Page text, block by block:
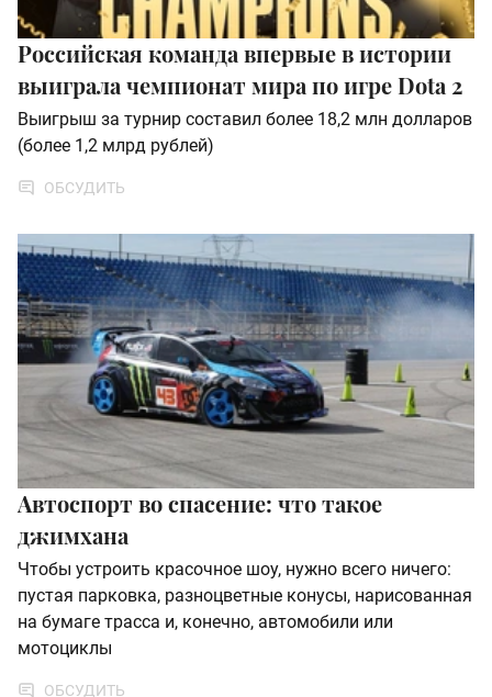
Российская команда впервые в истории
выиграла чемпионат мира по игре Dota 2
Выигрыш за турнир составил более 18,2 млн долларов
(более 1,2 млрд рублей)
ОБСУДИТЬ
Автоспорт во спасение: что такое
джимхана
Чтобы устроить красочное шоу, нужно всего ничего:
пустая парковка, разноцветные конусы, нарисованная
на бумаге трасса и, конечно, автомобили или
мотоциклы
ОБСУДИТЬ